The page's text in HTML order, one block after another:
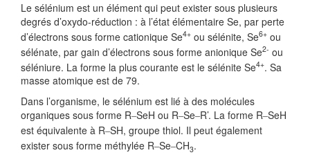
Le sélénium est un élément qui peut exister sous plusieurs
degrés d’oxydo-réduction : à l’état élémentaire Se, par perte
d’électrons sous forme cationique Se4+ ou sélénite, Se6+ ou
sélénate, par gain d’électrons sous forme anionique Se2- ou
séléniure. La forme la plus courante est le sélénite Se4+. Sa
masse atomique est de 79.
Dans l’organisme, le sélénium est lié à des molécules
organiques sous forme R–SeH ou R–Se–R’. La forme R–SeH
est équivalente à R–SH, groupe thiol. Il peut également
exister sous forme méthylée R–Se–CH3.